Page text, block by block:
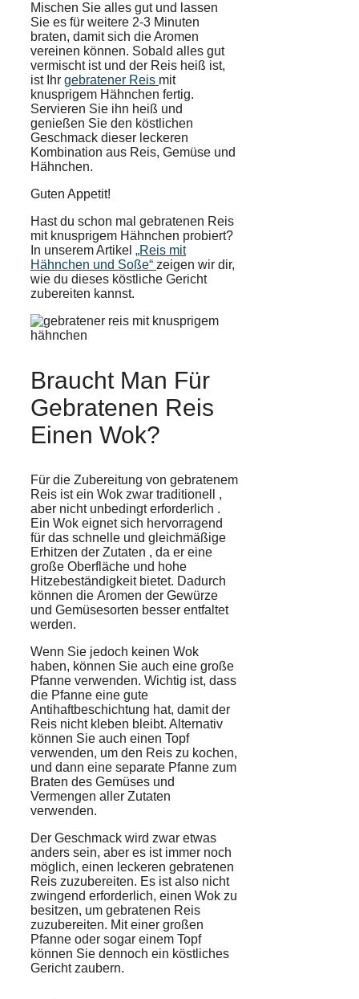
Mischen Sie alles gut und lassen
Sie es für weitere 2-3 Minuten
braten, damit sich die Aromen
vereinen können. Sobald alles gut
vermischt ist und der Reis heiß ist,
ist Ihr gebratener Reis mit
knusprigem Hähnchen fertig.
Servieren Sie ihn heiß und
genießen Sie den köstlichen
Geschmack dieser leckeren
Kombination aus Reis, Gemüse und
Hähnchen.
Guten Appetit!
Hast du schon mal gebratenen Reis
mit knusprigem Hähnchen probiert?
In unserem Artikel „Reis mit
Hähnchen und Soße“ zeigen wir dir,
wie du dieses köstliche Gericht
zubereiten kannst.
Braucht Man Für
Gebratenen Reis
Einen Wok?
Für die Zubereitung von gebratenem
Reis ist ein Wok zwar traditionell ,
aber nicht unbedingt erforderlich .
Ein Wok eignet sich hervorragend
für das schnelle und gleichmäßige
Erhitzen der Zutaten , da er eine
große Oberfläche und hohe
Hitzebeständigkeit bietet. Dadurch
können die Aromen der Gewürze
und Gemüsesorten besser entfaltet
werden.
Wenn Sie jedoch keinen Wok
haben, können Sie auch eine große
Pfanne verwenden. Wichtig ist, dass
die Pfanne eine gute
Antihaftbeschichtung hat, damit der
Reis nicht kleben bleibt. Alternativ
können Sie auch einen Topf
verwenden, um den Reis zu kochen,
und dann eine separate Pfanne zum
Braten des Gemüses und
Vermengen aller Zutaten
verwenden.
Der Geschmack wird zwar etwas
anders sein, aber es ist immer noch
möglich, einen leckeren gebratenen
Reis zuzubereiten. Es ist also nicht
zwingend erforderlich, einen Wok zu
besitzen, um gebratenen Reis
zuzubereiten. Mit einer großen
Pfanne oder sogar einem Topf
können Sie dennoch ein köstliches
Gericht zaubern.